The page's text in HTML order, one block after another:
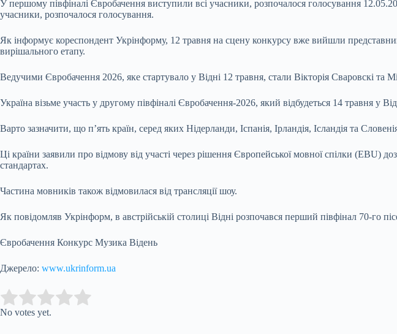
У першому півфіналі Євробачення виступили всі учасники, розпочалося голосування
учасники, розпочалося голосування.
Як інформує кореспондент Укрінформу, 12 травня на сцену конкурсу вже вийшли
вирішального етапу.
Ведучими Євробачення 2026, яке стартувало у Відні 12 травня, стали Вікторія Сваровскі та
Україна візьме участь у другому півфіналі Євробачення-2026, який відбудеться 14 травня
Варто зазначити, що п’ять країн, серед яких Нідерланди, Іспанія, Ірландія, Ісландія та
Ці країни заявили про відмову від участі через рішення Європейської мовної спілки (EBU)
стандартах.
Частина мовників також відмовилася від трансляції шоу.
Як повідомляв Укрінформ, в австрійській столиці Відні розпочався перший півфінал 70-го
Євробачення Конкурс Музика Відень
Джерело: www.ukrinform.ua
Rate this item:
No votes yet.